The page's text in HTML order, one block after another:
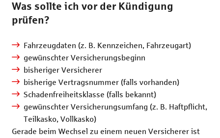
Was sollte ich vor der Kündigung
prüfen?
Fahrzeugdaten (z. B. Kennzeichen, Fahrzeugart)
gewünschter Versicherungsbeginn
bisheriger Versicherer
bisherige Vertragsnummer (falls vorhanden)
Schadenfreiheitsklasse (falls bekannt)
gewünschter Versicherungsumfang (z. B. Haftpflicht,
Teilkasko, Vollkasko)
Gerade beim Wechsel zu einem neuen Versicherer ist